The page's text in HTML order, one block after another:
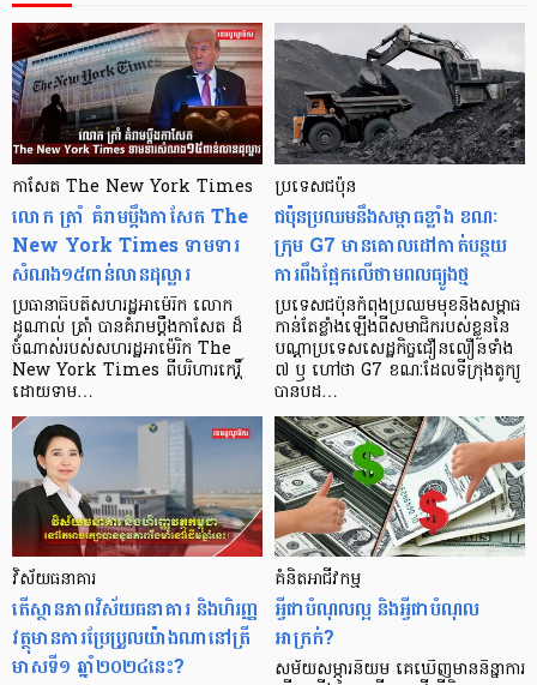
កាសែត The New York Times
លោក ត្រាំ គំរាមប្តឹងកាសែត The
New York Times ទាមទារ
សំណង១៥ពាន់លានដុល្លារ
ប្រធានាធិបតីសហរដ្ឋអាម៉េរិក លោក
ដូណាល់ ត្រាំ បានគំរាមប្តឹងកាសែត ដ៏
ចំណាស់របស់សហរដ្ឋអាម៉េរិក The
New York Times ពីបរិហារកេរ្តិ៍
ដោយទាម…
ប្រទេសជប៉ុន
ជប៉ុនប្រឈមនឹងសម្ពាធខ្លាំង ខណៈ
ក្រុម G7 មានគោលដៅកាត់បន្ថយ
ការពឹងផ្អែកលើថាមពលធ្យូងថ្ម
ប្រទេសជប៉ុនកំពុងប្រឈមមុខនឹងសម្ពាធ
កាន់តែខ្លាំងឡើងពីសមាជិករបស់ខ្លួននៃ
បណ្តាប្រទេសសេដ្ឋកិច្ចជឿនលឿនទាំង
៧ ឫ ហៅថា G7 ខណៈដែលទីក្រុងតូក្យូ
បានបដ…
វិស័យធនាគារ
តើស្ថានភាពវិស័យធនាគារ និងហិរញ្ញ
វត្ថុមានការប្រែប្រួលយ៉ាងណានៅត្រី
មាសទី១ ឆ្នាំ២០២៤នេះ?
គំនិត​អាជីវកម្ម
អ្វីជា​បំណុល​ល្អ និង​អ្វី​ជា​បំណុល​
អាក្រក់?
សម័យ​សម្ភារនិយម គេឃើញ​មាន​និន្នាការ​